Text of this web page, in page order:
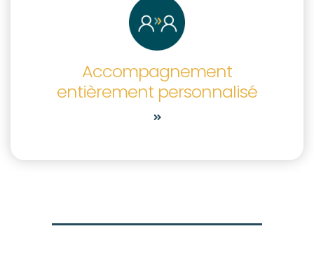
Accompagnement
entièrement personnalisé